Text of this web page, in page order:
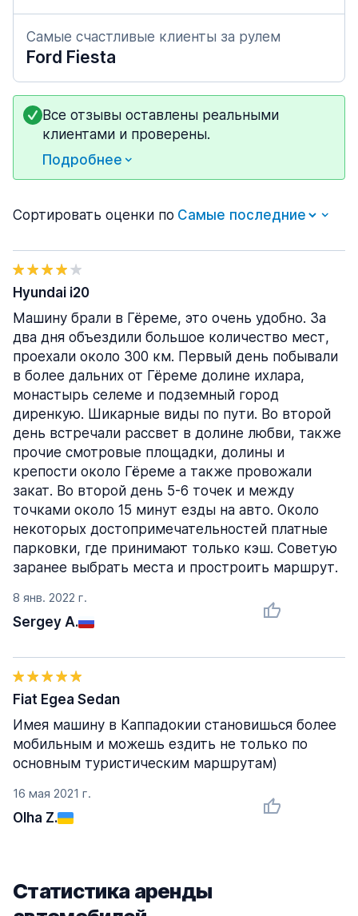
Самые счастливые клиенты за рулем
Ford Fiesta
Все отзывы оставлены реальными
клиентами и проверены.
Подробнее
Сортировать оценки по
8 янв. 2022 г.
Sergey A.
Hyundai i20
Машину брали в Гёреме, это очень удобно. За
два дня объездили большое количество мест,
проехали около 300 км. Первый день побывали
в более дальних от Гёреме долине ихлара,
монастырь селеме и подземный город
диренкую. Шикарные виды по пути. Во второй
день встречали рассвет в долине любви, также
прочие смотровые площадки, долины и
крепости около Гёреме а также провожали
закат. Во второй день 5-6 точек и между
точками около 15 минут езды на авто. Около
некоторых достопримечательностей платные
парковки, где принимают только кэш. Советую
заранее выбрать места и простроить маршрут.
16 мая 2021 г.
Olha Z.
Fiat Egea Sedan
Имея машину в Каппадокии становишься более
мобильным и можешь ездить не только по
основным туристическим маршрутам)
Статистика аренды